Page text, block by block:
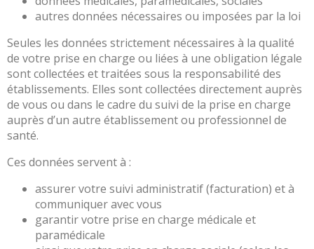
robotisée
Réanimations,
Soins
intensifs
Femme
–
Mère
Enfant
Gériatrie
Médico-
technique
(imagerie,
autres données nécessaires ou imposées par la loi
Seules les données strictement nécessaires à la qualité
de votre prise en charge ou liées à une obligation légale
sont collectées et traitées sous la responsabilité des
établissements. Elles sont collectées directement auprès
de vous ou dans le cadre du suivi de la prise en charge
auprès d’un autre établissement ou professionnel de
santé.
Ces données servent à :
assurer votre suivi administratif (facturation) et à
communiquer avec vous
garantir votre prise en charge médicale et
paramédicale